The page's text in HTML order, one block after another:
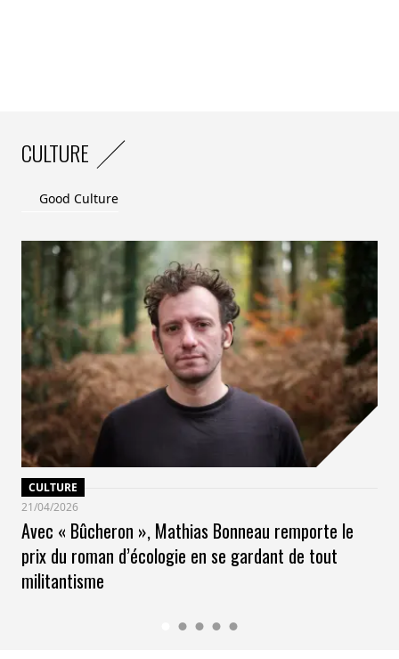
CULTURE
Good Culture
CULTURE
21/04/2026
Avec « Bûcheron », Mathias Bonneau remporte le
prix du roman d’écologie en se gardant de tout
militantisme